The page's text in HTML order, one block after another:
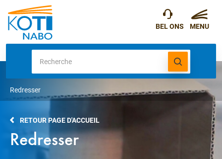
Redresser
RETOUR PAGE D'ACCUEIL
Redresser